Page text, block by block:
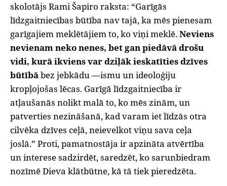
skolotājs Rami Šapiro raksta: “Garīgās
līdzgaitniecības būtība nav tajā, ka mēs pienesam
garīgajiem meklētājiem to, ko viņi meklē. Neviens
nevienam neko nenes, bet gan piedāvā drošu
vidi, kurā ikviens var dziļāk ieskatīties dzīves
būtībābez jebkādu —ismu un ideoloģiju
kropļojošas lēcas. Garīgā līdzgaitniecība ir
atļaušanās nolikt malā to, ko mēs zinām, un
patverties nezināšanā, kad varam iet līdzās otra
cilvēka dzīves ceļā, neievelkot viņu sava ceļa
joslā.” Proti, pamatnostāja ir apzināta atvērtība
un interese sadzirdēt, saredzēt, ko sarunbiedram
nozīmē Dieva klātbūtne, kā tā tiek pieredzēta.